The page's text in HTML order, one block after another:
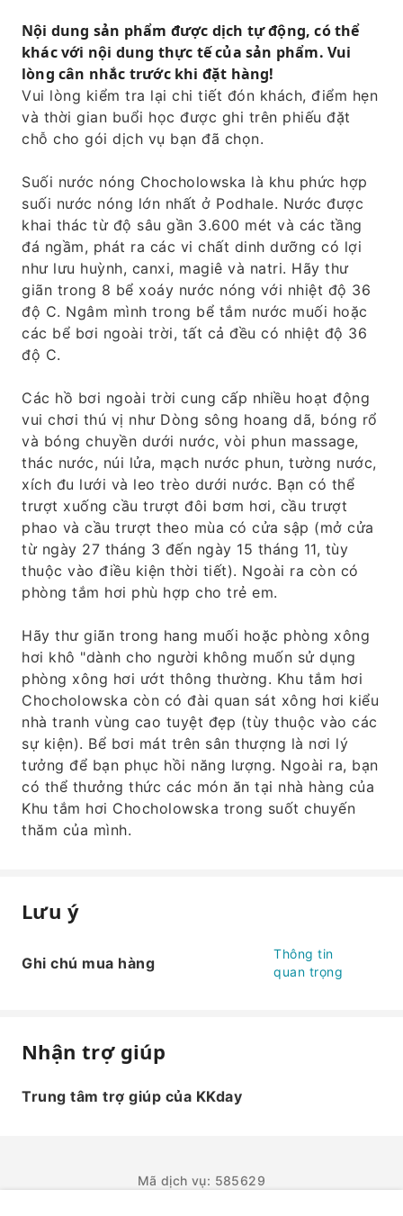
Nội dung sản phẩm được dịch tự động, có thể
khác với nội dung thực tế của sản phẩm. Vui
lòng cân nhắc trước khi đặt hàng!
Vui lòng kiểm tra lại chi tiết đón khách, điểm hẹn
và thời gian buổi học được ghi trên phiếu đặt
chỗ cho gói dịch vụ bạn đã chọn.
Suối nước nóng Chocholowska là khu phức hợp
suối nước nóng lớn nhất ở Podhale. Nước được
khai thác từ độ sâu gần 3.600 mét và các tầng
đá ngầm, phát ra các vi chất dinh dưỡng có lợi
như lưu huỳnh, canxi, magiê và natri. Hãy thư
giãn trong 8 bể xoáy nước nóng với nhiệt độ 36
độ C. Ngâm mình trong bể tắm nước muối hoặc
các bể bơi ngoài trời, tất cả đều có nhiệt độ 36
độ C.
Các hồ bơi ngoài trời cung cấp nhiều hoạt động
vui chơi thú vị như Dòng sông hoang dã, bóng rổ
và bóng chuyền dưới nước, vòi phun massage,
thác nước, núi lửa, mạch nước phun, tường nước,
xích đu lưới và leo trèo dưới nước. Bạn có thể
trượt xuống cầu trượt đôi bơm hơi, cầu trượt
phao và cầu trượt theo mùa có cửa sập (mở cửa
từ ngày 27 tháng 3 đến ngày 15 tháng 11, tùy
thuộc vào điều kiện thời tiết). Ngoài ra còn có
phòng tắm hơi phù hợp cho trẻ em.
Hãy thư giãn trong hang muối hoặc phòng xông
hơi khô "dành cho người không muốn sử dụng
phòng xông hơi ướt thông thường. Khu tắm hơi
Chocholowska còn có đài quan sát xông hơi kiểu
nhà tranh vùng cao tuyệt đẹp (tùy thuộc vào các
sự kiện). Bể bơi mát trên sân thượng là nơi lý
tưởng để bạn phục hồi năng lượng. Ngoài ra, bạn
có thể thưởng thức các món ăn tại nhà hàng của
Khu tắm hơi Chocholowska trong suốt chuyến
thăm của mình.
Lưu ý
Ghi chú mua hàng
Thông tin
quan trọng
Nhận trợ giúp
Trung tâm trợ giúp của KKday
Mã dịch vụ: 585629